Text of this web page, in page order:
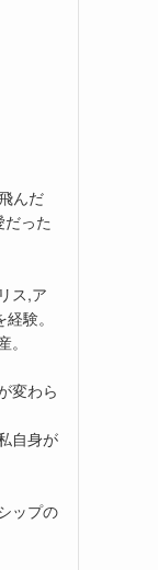
んだ
った
ス,ア
験。
変わら
自身が
ップの